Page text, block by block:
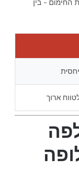
30–40% מעלות החימום – בין
ארוך